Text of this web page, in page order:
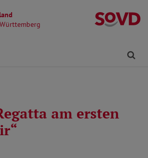
springen
am ersten